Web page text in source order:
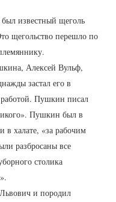
известный щеголь
щегольство перешло по
Алексей Вульф,
застал его в
Пушкин писал
Пушкин был в
в халате, «за рабочим
разбросаны все
столика
и породил